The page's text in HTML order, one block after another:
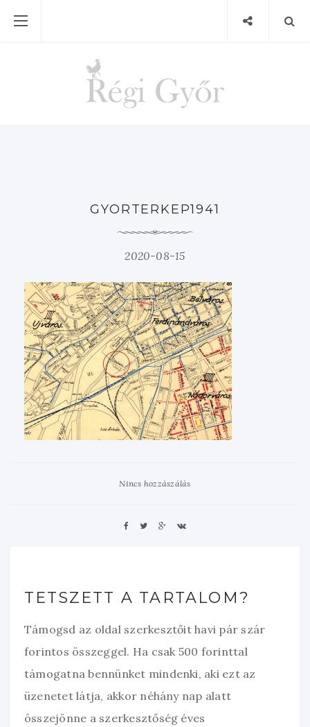
GYORTERKEP1941
2020-08-15
Nincs hozzászálás
TETSZETT A TARTALOM?
Támogsd az oldal szerkesztőit havi pár szár
forintos összeggel. Ha csak 500 forinttal
támogatna bennünket mindenki, aki ezt az
üzenetet látja, akkor néhány nap alatt
összejönne a szerkesztőség éves